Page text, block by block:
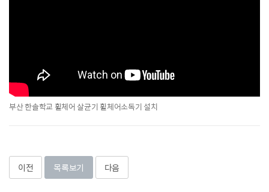
부산 한솔학교 휠체어 살균기 휠체어소독기 설치
이전 목록보기 다음